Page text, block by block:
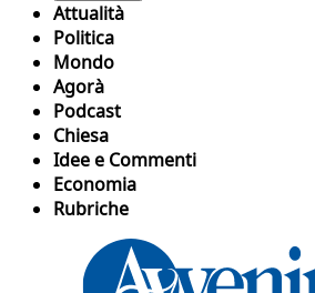
Attualità
Politica
Mondo
Agorà
Podcast
Chiesa
Idee e Commenti
Economia
Rubriche